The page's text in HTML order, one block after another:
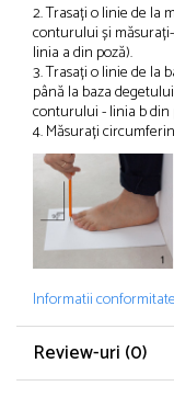
2. Trasați o linie de la
conturului și
linia a din poză).
3. Trasați o linie de la
până la baza
conturului - linia b din
4. Măsurați
Informatii
Review-uri (0)